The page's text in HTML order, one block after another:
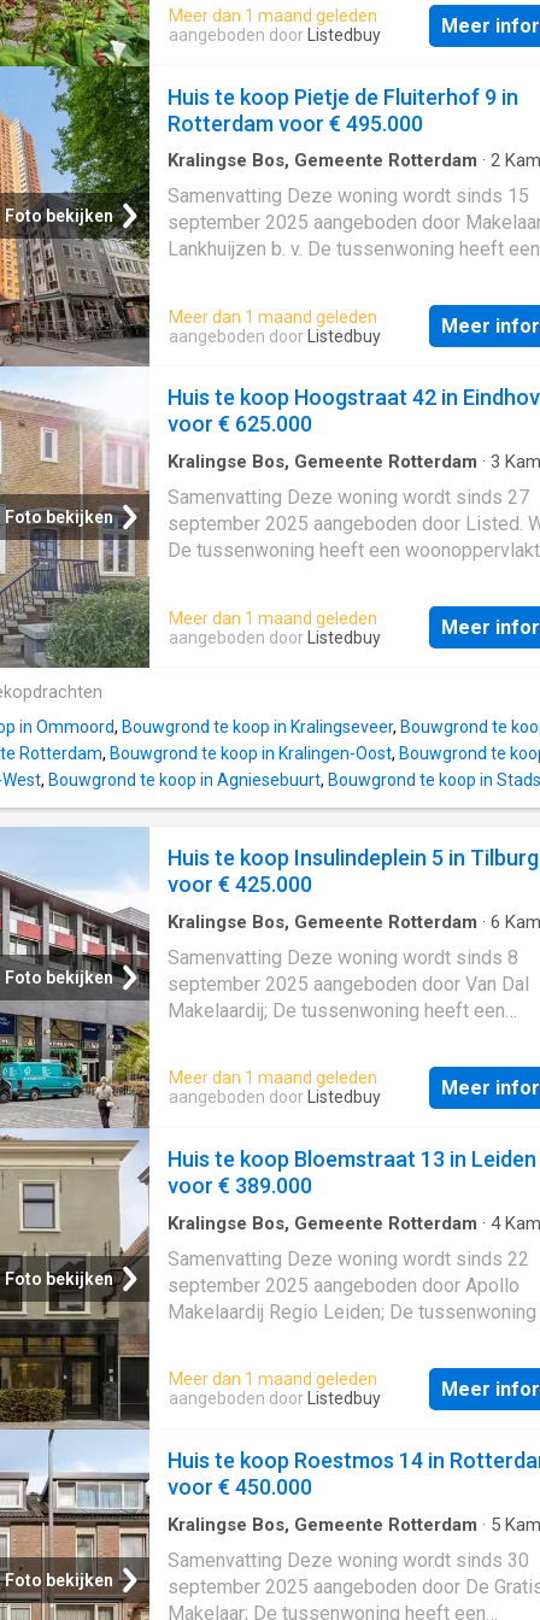
Crooswijk in Rotterdam; De woning
andere over de volgende voorzieningen:
Meer dan 1 maand geleden
aangeboden door
Listedbuy Meer
Foto bekijken
Huis te koop Pietje de Fluiterhof 9 in
Rotterdam voor € 495.000
Kralingse Bos, Gemeente Rotterdam · 2
Samenvatting Deze woning wordt sinds 15
september 2025 aangeboden door
Lankhuijzen b. v. De tussenwoning heeft een
kamers, waarvan 1 slaapkamer; De woning
gebouwd In 2024 en ligt in de buurt Nieuw
Mechanische ventilatie, Douche, Toilet.
Meer dan 1 maand geleden
aangeboden door
Listedbuy Meer
Foto bekijken
Huis te koop Hoogstraat 42 in
voor € 625.000
Kralingse Bos, Gemeente Rotterdam · 3
Samenvatting Deze woning wordt sinds 27
september 2025 aangeboden door Listed.
De tussenwoning heeft een
slaapkamers; De woning is gebouwd In
in de buurt Schrijversbuurt in Eindhoven; De
Douche, Dakraam, Toilet, Wasruimte.
Meer dan 1 maand geleden
aangeboden door
Listedbuy Meer
in Ommoord, Bouwgrond te koop in Kralingseveer, Bouwgrond te
Rotterdam, Bouwgrond te koop in Kralingen-Oost, Bouwgrond te
, Bouwgrond te koop in Agniesebuurt, Bouwgrond te koop in
Foto bekijken
Huis te koop Insulindeplein 5 in Tilburg
voor € 425.000
Kralingse Bos, Gemeente Rotterdam · 6
Samenvatting Deze woning wordt sinds 8
september 2025 aangeboden door Van Dal
Makelaardij; De tussenwoning heeft een
kamers, waarvan 4 slaapkamers; De
gebouwd In 1926 en ligt in de buurt Loven
Tilburg; De woning beschikt onder andere
Glasvezelaansluiting, Mechanische ventilatie,
Douche, Toilet, Wasruimte. Beschrijving
Meer dan 1 maand geleden
aangeboden door Listedbuy Meer
Foto bekijken
Huis te koop Bloemstraat 13 in Leiden
voor € 389.000
Kralingse Bos, Gemeente Rotterdam · 4
Samenvatting Deze woning wordt sinds 22
september 2025 aangeboden door Apollo
Makelaardij Regio Leiden; De
kamers, waarvan 3 slaapkamers; De
gebouwd In 1925 en ligt in de buurt De Kooi
Meer dan 1 maand geleden
aangeboden door Listedbuy Meer
Foto bekijken
Huis te koop Roestmos 14 in
voor € 450.000
Kralingse Bos, Gemeente Rotterdam · 5
Samenvatting Deze woning wordt sinds 30
september 2025 aangeboden door De
Makelaar; De tussenwoning heeft een